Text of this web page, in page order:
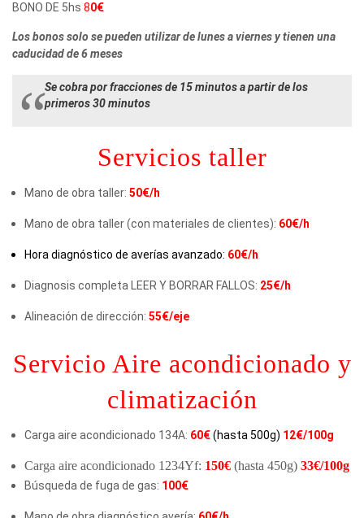
BONO DE 5hs 80€
Los bonos solo se pueden utilizar de lunes a viernes y tienen una
caducidad de 6 meses
Se cobra por fracciones de 15 minutos a partir de los
primeros 30 minutos
Servicios taller
Mano de obra taller: 50€/h
Mano de obra taller (con materiales de clientes): 60€/h
Hora diagnóstico de averías avanzado: 60€/h
Diagnosis completa LEER Y BORRAR FALLOS: 25€/h
Alineación de dirección: 55€/eje
Servicio Aire acondicionado y
climatización
Carga aire acondicionado 134A: 60€(hasta 500g) 12€/100g
Carga aire acondicionado 1234Yf: 150€ (hasta 450g) 33€/100g
Búsqueda de fuga de gas: 100€